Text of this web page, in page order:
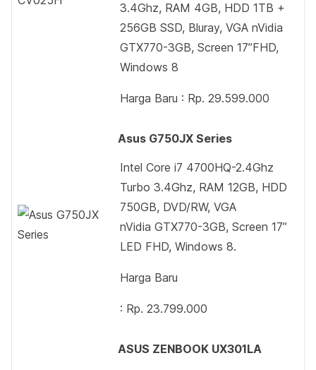
3.4Ghz, RAM 4GB, HDD 1TB +
256GB SSD, Bluray, VGA nVidia
GTX770-3GB, Screen 17”FHD,
Windows 8
Harga Baru : Rp. 29.599.000
Asus G750JX Series
Intel Core i7 4700HQ-2.4Ghz
Turbo 3.4Ghz, RAM 12GB, HDD
750GB, DVD/RW, VGA
nVidia GTX770-3GB, Screen 17”
LED FHD, Windows 8.
Harga Baru
: Rp. 23.799.000
ASUS ZENBOOK UX301LA